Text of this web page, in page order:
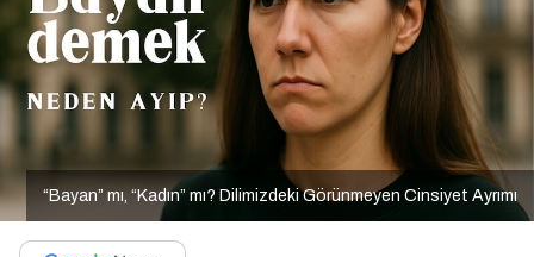
“Bayan” mı, “Kadın” mı? Dilimizdeki Görünmeyen Cinsiyet Ayrımı